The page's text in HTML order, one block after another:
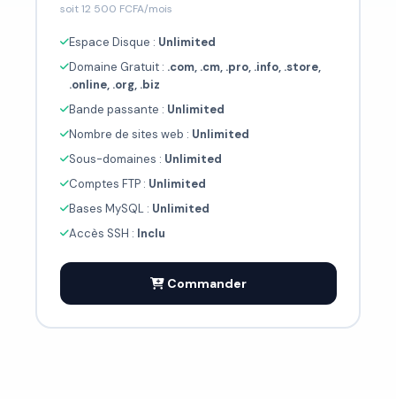
soit 12 500 FCFA/mois
Espace Disque : Unlimited
Domaine Gratuit : .com, .cm, .pro, .info, .store,
.online, .org, .biz
Bande passante : Unlimited
Nombre de sites web : Unlimited
Sous-domaines : Unlimited
Comptes FTP : Unlimited
Bases MySQL : Unlimited
Accès SSH : Inclu
Commander